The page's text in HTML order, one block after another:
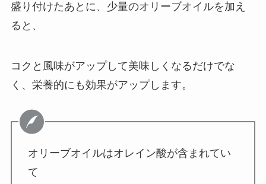
盛り付けたあとに、少量のオリーブオイルを加え
ると、
コクと風味がアップして美味しくなるだけでな
く、栄養的にも効果がアップします。
オリーブオイルはオレイン酸が含まれてい
て